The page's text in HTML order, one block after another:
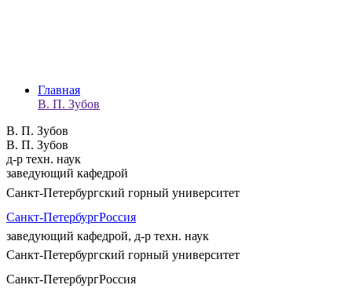
Главная
В. П. Зубов
В. П. Зубов
В. П. Зубов
д-р техн. наук
заведующий кафедрой
Санкт-Петербургский горный университет
Санкт-ПетербургРоссия
заведующий кафедрой, д-р техн. наук
Санкт-Петербургский горный университет
Санкт-ПетербургРоссия